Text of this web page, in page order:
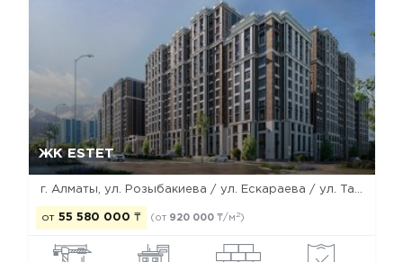
ЖК ESTET
от 55 580 000 ₸ (от 920 000 ₸/м 2)
Да, удалить Отмена